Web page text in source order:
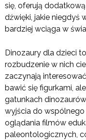
się, oferują
dźwięki, jakie niegdyś
bardziej wciąga w
Dinozaury dla dzieci
rozbudzenie w nich
zaczynają
bawić się figurkami,
gatunkach
wyjścia do wspólnego
oglądania filmów
paleontologicznych,